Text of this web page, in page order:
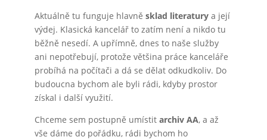
Aktuálně tu funguje hlavně sklad literaturya její
výdej. Klasická kancelář to zatím není a nikdo tu
běžně nesedí. A upřímně, dnes to naše služby
ani nepotřebují, protože většina práce kanceláře
probíhá na počítači a dá se dělat odkudkoliv. Do
budoucna bychom ale byli rádi, kdyby prostor
získal i další využití.
Chceme sem postupně umístit archiv AA, a až
vše dáme do pořádku, rádi bychom ho